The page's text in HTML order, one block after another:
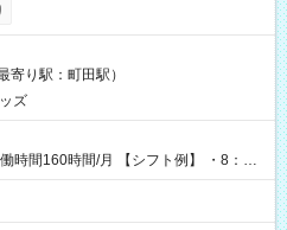
いたその日に現金GET♪ お仕事後はコ
落とせます！ 【試用期間】試
寄り駅：町田駅）
ズ
/月 【シフト例】 ・8：00